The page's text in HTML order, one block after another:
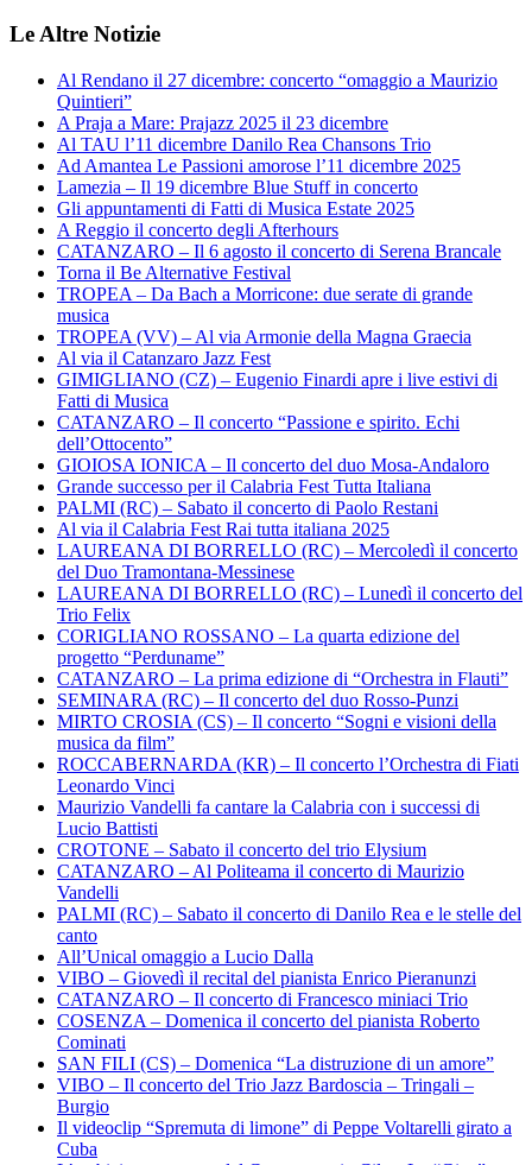
Le Altre Notizie
Al Rendano il 27 dicembre: concerto “omaggio a Maurizio
Quintieri”
A Praja a Mare: Prajazz 2025 il 23 dicembre
Al TAU l’11 dicembre Danilo Rea Chansons Trio
Ad Amantea Le Passioni amorose l’11 dicembre 2025
Lamezia – Il 19 dicembre Blue Stuff in concerto
Gli appuntamenti di Fatti di Musica Estate 2025
A Reggio il concerto degli Afterhours
CATANZARO – Il 6 agosto il concerto di Serena Brancale
Torna il Be Alternative Festival
TROPEA – Da Bach a Morricone: due serate di grande
musica
TROPEA (VV) – Al via Armonie della Magna Graecia
Al via il Catanzaro Jazz Fest
GIMIGLIANO (CZ) – Eugenio Finardi apre i live estivi di
Fatti di Musica
CATANZARO – Il concerto “Passione e spirito. Echi
dell’Ottocento”
GIOIOSA IONICA – Il concerto del duo Mosa-Andaloro
Grande successo per il Calabria Fest Tutta Italiana
PALMI (RC) – Sabato il concerto di Paolo Restani
Al via il Calabria Fest Rai tutta italiana 2025
LAUREANA DI BORRELLO (RC) – Mercoledì il concerto
del Duo Tramontana-Messinese
LAUREANA DI BORRELLO (RC) – Lunedì il concerto del
Trio Felix
CORIGLIANO ROSSANO – La quarta edizione del
progetto “Perduname”
CATANZARO – La prima edizione di “Orchestra in Flauti”
SEMINARA (RC) – Il concerto del duo Rosso-Punzi
MIRTO CROSIA (CS) – Il concerto “Sogni e visioni della
musica da film”
ROCCABERNARDA (KR) – Il concerto l’Orchestra di Fiati
Leonardo Vinci
Maurizio Vandelli fa cantare la Calabria con i successi di
Lucio Battisti
CROTONE – Sabato il concerto del trio Elysium
CATANZARO – Al Politeama il concerto di Maurizio
Vandelli
PALMI (RC) – Sabato il concerto di Danilo Rea e le stelle del
canto
All’Unical omaggio a Lucio Dalla
VIBO – Giovedì il recital del pianista Enrico Pieranunzi
CATANZARO – Il concerto di Francesco miniaci Trio
COSENZA – Domenica il concerto del pianista Roberto
Cominati
SAN FILI (CS) – Domenica “La distruzione di un amore”
VIBO – Il concerto del Trio Jazz Bardoscia – Tringali –
Burgio
Il videoclip “Spremuta di limone” di Peppe Voltarelli girato a
Cuba